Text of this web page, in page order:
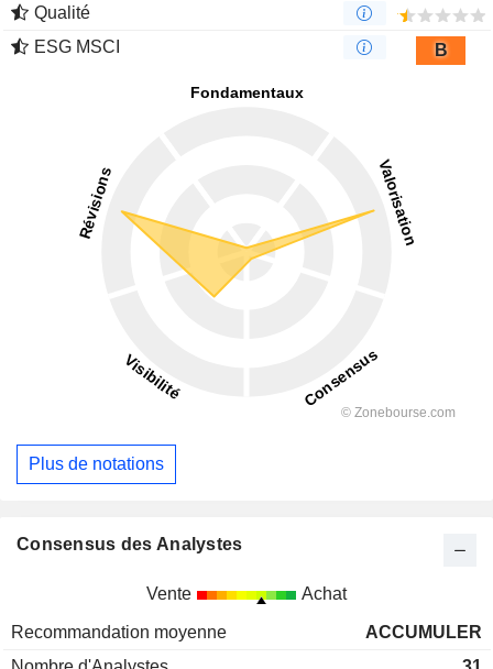
Qualité
ESG MSCI
B
Plus de notations
Consensus des Analystes
Vente Achat
Recommandation moyenne
ACCUMULER